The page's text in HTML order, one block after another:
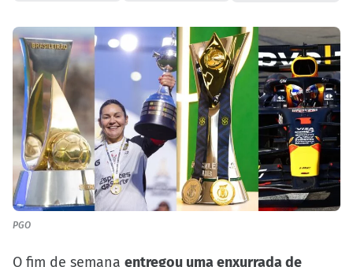
PGO
O fim de semana entregou uma enxurrada de